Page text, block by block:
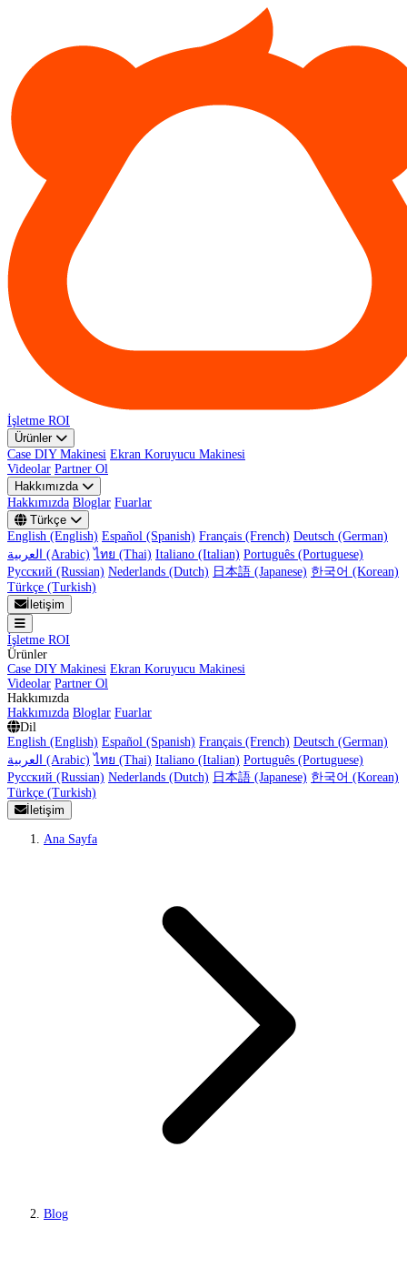
İşletme ROI
Ürünler
Case DIY Makinesi Ekran Koruyucu Makinesi
Videolar Partner Ol
Hakkımızda
Hakkımızda Bloglar Fuarlar
Türkçe
English (English) Español (Spanish) Français (French) Deutsch (German)
العربية (Arabic) ไทย (Thai) Italiano (Italian) Português (Portuguese)
Русский (Russian) Nederlands (Dutch) 日本語 (Japanese) 한국어 (Korean)
Türkçe (Turkish)
İletişim
İşletme ROI
Ürünler
Case DIY Makinesi Ekran Koruyucu Makinesi
Videolar Partner Ol
Hakkımızda
Hakkımızda Bloglar Fuarlar
Dil
English (English) Español (Spanish) Français (French) Deutsch (German)
العربية (Arabic) ไทย (Thai) Italiano (Italian) Português (Portuguese)
Русский (Russian) Nederlands (Dutch) 日本語 (Japanese) 한국어 (Korean)
Türkçe (Turkish)
İletişim
Ana Sayfa
Blog